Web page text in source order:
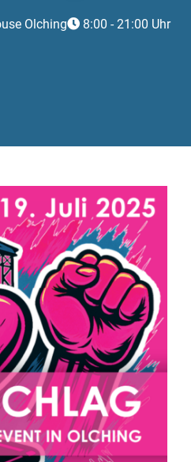
Olching 8:00 - 21:00 Uhr